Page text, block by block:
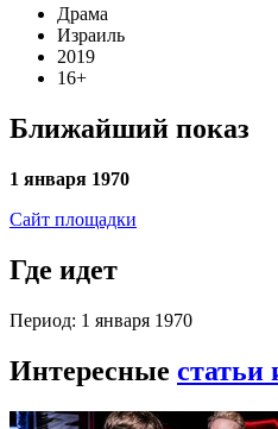
Драма
Израиль
2019
16+
Ближайший показ
1 января 1970
Сайт площадки
Где идет
Период: 1 января 1970
Интересные статьи